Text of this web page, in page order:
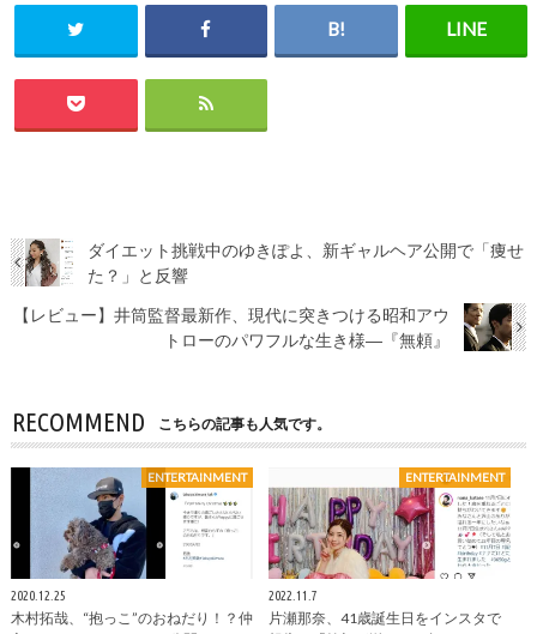
ダイエット挑戦中のゆきぽよ、新ギャルヘア公開で「痩せ
た？」と反響
【レビュー】井筒監督最新作、現代に突きつける昭和アウ
トローのパワフルな生き様―『無頼』
RECOMMEND こちらの記事も人気です。
ENTERTAINMENT
2020.12.25
木村拓哉、“抱っこ”のおねだり！？仲
ENTERTAINMENT
2022.11.7
片瀬那奈、41歳誕生日をインスタで